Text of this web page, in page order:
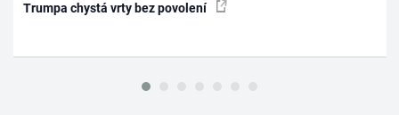
Trumpa chystá vrty bez povolení